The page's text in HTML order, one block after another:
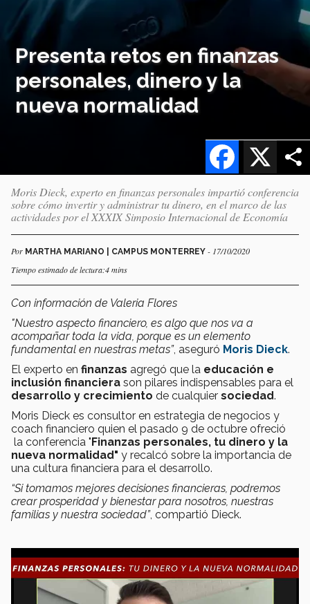
Presenta retos en finanzas
personales, dinero y la
nueva normalidad
X
Facebook
Moris Dieck, experto en finanzas personales impartió conferencia
sobre cómo invertir y administrar tu dinero, en el marco de las
actividades por el XXXIX Simposio Internacional de Economía
Por MARTHA MARIANO | CAMPUS MONTERREY - 17/10/2020
Tiempo estimado de lectura:4 mins
Con información de Valeria Flores
"Nuestro aspecto financiero, es algo que nos va a
acompañar toda la vida, porque es un elemento
fundamental en nuestras metas”, aseguró Moris Dieck.
El experto en finanzas agregó que la educación e
inclusión financiera son pilares indispensables para el
desarrollo y crecimiento de cualquier sociedad.
Moris Dieck es consultor en estrategia de negocios y
coach financiero quien el pasado 9 de octubre ofreció
la conferencia "Finanzas personales, tu dinero y la
nueva normalidad" y recalcó sobre la importancia de
una cultura financiera para el desarrollo.
“Si tomamos mejores decisiones financieras, podremos
crear prosperidad y bienestar para nosotros, nuestras
familias y nuestra sociedad”, compartió Dieck.